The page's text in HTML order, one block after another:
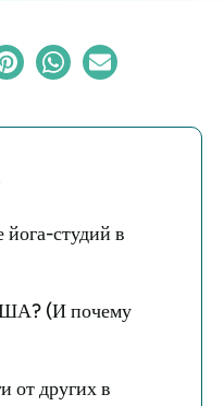
студий в
(И почему
от других в